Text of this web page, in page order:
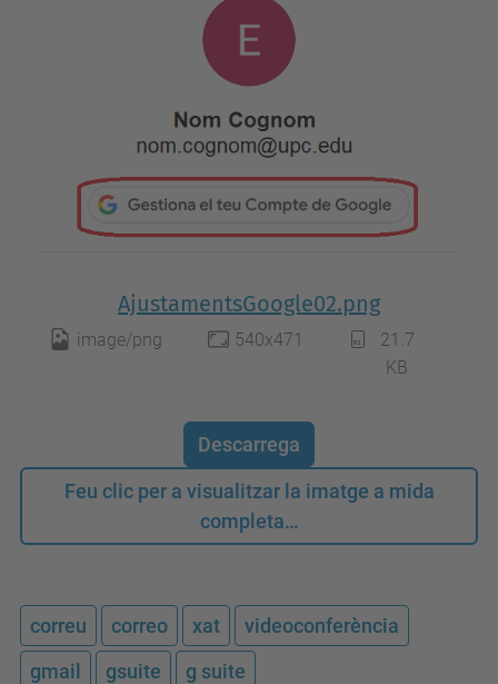
AjustamentsGoogle02.png
image/png 540x471
21.7
KB
Descarrega
Feu clic per a visualitzar la imatge a mida
completa…
correu correo xat
videoconferència
gmail
gsuite g suite